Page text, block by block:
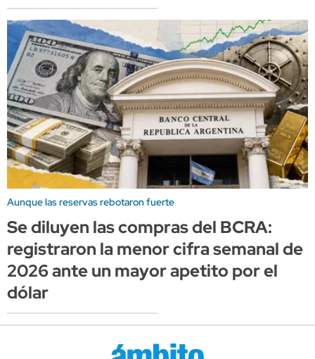
Aunque las reservas rebotaron fuerte
Se diluyen las compras del BCRA:
registraron la menor cifra semanal de
2026 ante un mayor apetito por el
dólar